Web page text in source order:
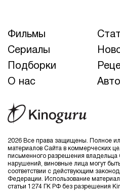
2026 Все права защищены. Полное
материалов Сайта в коммерческих
письменного разрешения владельца
нарушений, виновные лица могут
соответствии с действующим
Федерации. Использование
статьи 1274 ГК РФ без разрешения
Фильмы
Сериалы
Подборки
О нас